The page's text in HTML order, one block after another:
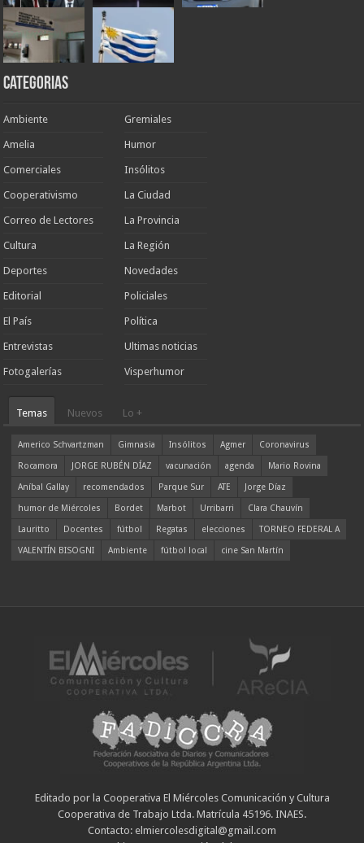
Categorias
Ambiente
Amelia
Comerciales
Cooperativismo
Correo de Lectores
Cultura
Deportes
Editorial
El País
Entrevistas
Fotogalerías
Gremiales
Humor
Insólitos
La Ciudad
La Provincia
La Región
Novedades
Policiales
Política
Ultimas noticias
Visperhumor
Temas Nuevos Lo +
Americo Schvartzman Gimnasia Insólitos Agmer
Coronavirus
Rocamora
JORGE RUBÉN DÍAZ vacunación agenda
Mario Rovina
Aníbal Gallay
recomendados Parque Sur ATE
Jorge Díaz
humor de Miércoles
Bordet Marbot Urribarri
Clara Chauvín
Lauritto
Docentes fútbol Regatas elecciones
TORNEO FEDERAL A
VALENTÍN BISOGNI
Ambiente fútbol local cine San Martín
Editado por la Cooperativa El Miércoles Comunicación y Cultura
Cooperativa de Trabajo Ltda. Matrícula 45196. INAES.
Contacto: elmiercolesdigital@gmail.com